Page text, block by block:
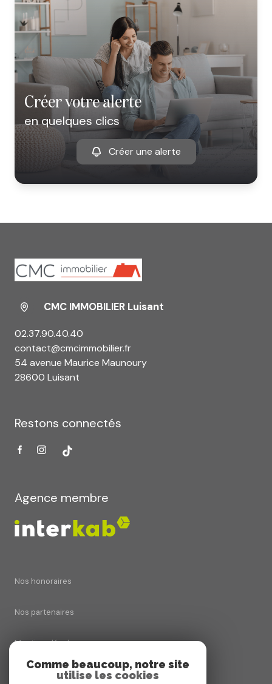
créer votre alerte
en quelques clics
Créer une alerte
CMC IMMOBILIER Luisant
02.37.90.40.40
contact@cmcimmobilier.fr
54 avenue Maurice Maunoury
28600 Luisant
Restons connectés
Agence membre
Nos honoraires
Nos partenaires
Mentions légales
Comme beaucoup, notre site
utilise les cookies